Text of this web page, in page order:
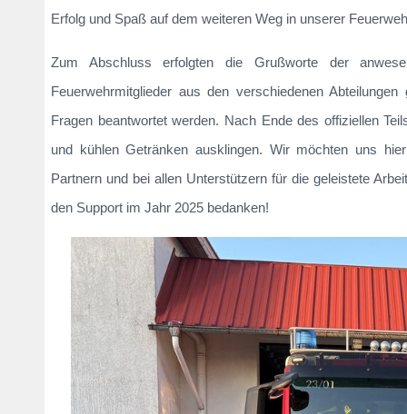
Erfolg und Spaß auf dem weiteren Weg in unserer
Zum Abschluss erfolgten die Grußworte der
Feuerwehrmitglieder aus den verschiedenen
Fragen beantwortet werden. Nach Ende des offiziellen
und kühlen Getränken ausklingen. Wir möchten uns
Partnern und bei allen Unterstützern für die geleistete
den Support im Jahr 2025 bedanken!